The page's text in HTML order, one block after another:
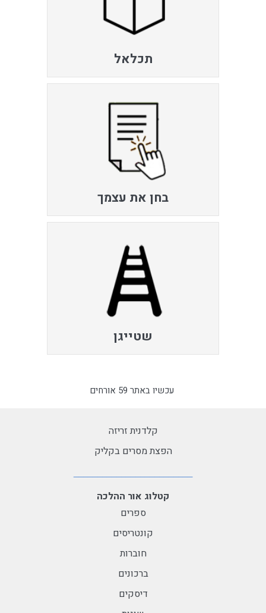
תכלאל
בחן את עצמך
שטייגן
עכשיו באתר 59 אורחים
קלדנית זריזה
הפצת מסרים בקליק
קטלוג אור ההלכה
ספרים
קונטריסים
חוברות
ברכונים
דיסקים